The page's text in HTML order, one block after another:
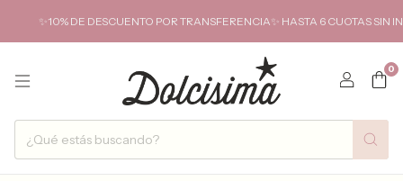
DE DESCUENTO POR TRANSFERENCIA✨ HASTA 6 CUOTAS SIN INTERÉS
0